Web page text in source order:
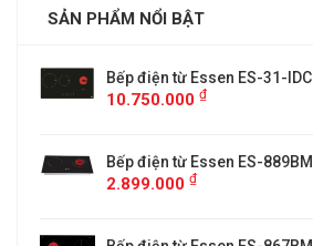
SẢN PHẨM NỔI BẬT
Bếp điện từ Essen ES-31-IDC
10.750.000 ₫
Bếp điện từ Essen ES-889BM
2.899.000 ₫